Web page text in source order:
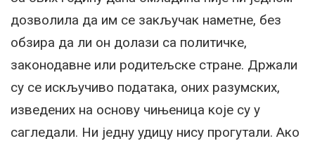
дозволила да им се закључак наметне, без
обзира да ли он долази са политичке,
законодавне или родитељске стране. Држали
су се искључиво података, оних разумских,
изведених на основу чињеница које су у
сагледали. Ни једну удицу нису прогутали. Ако